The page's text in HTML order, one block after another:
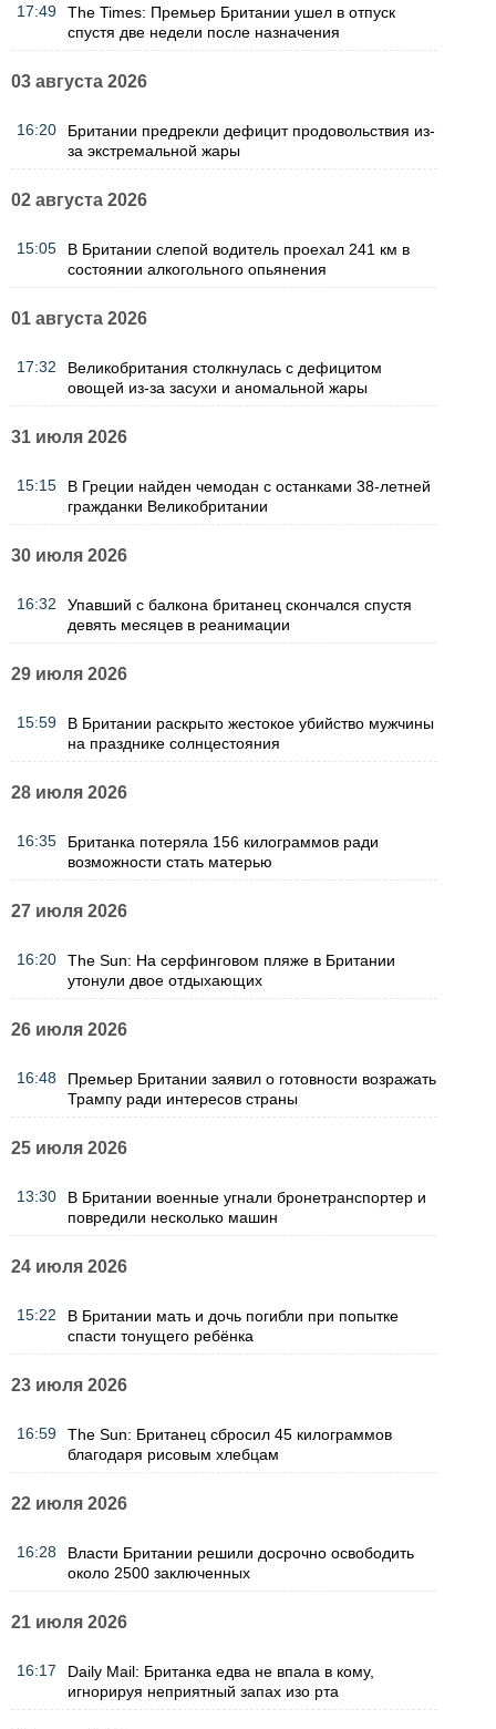
17:49
The Times: Премьер Британии ушел в отпуск
спустя две недели после назначения
03 августа 2026
16:20
Британии предрекли дефицит продовольствия из-
за экстремальной жары
02 августа 2026
15:05
В Британии слепой водитель проехал 241 км в
состоянии алкогольного опьянения
01 августа 2026
17:32
Великобритания столкнулась с дефицитом
овощей из-за засухи и аномальной жары
31 июля 2026
15:15
В Греции найден чемодан с останками 38-летней
гражданки Великобритании
30 июля 2026
16:32
Упавший с балкона британец скончался спустя
девять месяцев в реанимации
29 июля 2026
15:59
В Британии раскрыто жестокое убийство мужчины
на празднике солнцестояния
28 июля 2026
16:35
Британка потеряла 156 килограммов ради
возможности стать матерью
27 июля 2026
16:20
The Sun: На серфинговом пляже в Британии
утонули двое отдыхающих
26 июля 2026
16:48
Премьер Британии заявил о готовности возражать
Трампу ради интересов страны
25 июля 2026
13:30
В Британии военные угнали бронетранспортер и
повредили несколько машин
24 июля 2026
15:22
В Британии мать и дочь погибли при попытке
спасти тонущего ребёнка
23 июля 2026
16:59
The Sun: Британец сбросил 45 килограммов
благодаря рисовым хлебцам
22 июля 2026
16:28
Власти Британии решили досрочно освободить
около 2500 заключенных
21 июля 2026
16:17
Daily Mail: Британка едва не впала в кому,
игнорируя неприятный запах изо рта